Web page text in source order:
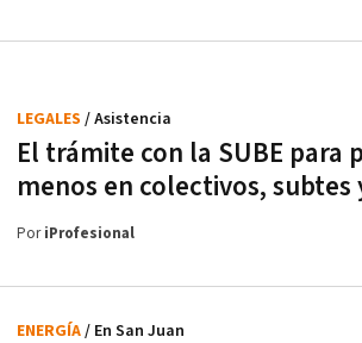
El trámite con la SUBE para
menos en colectivos, subtes
LEGALES / Asistencia
PoriProfesional
ENERGÍA/ En San Juan